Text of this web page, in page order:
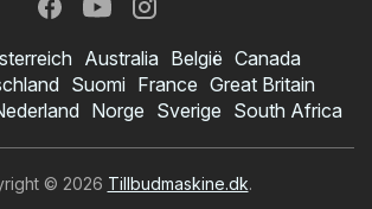
Australia België Canada
Suomi France Great Britain
Norge Sverige South Africa
© 2026 Tillbudmaskine.dk.